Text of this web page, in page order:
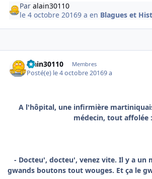
Paralain30110
le 4 octobre 20169 a en Blagues et
alain30110 Membres
Posté(e) le 4 octobre 20169 a
A l'hôpital, une infirmière
médecin, tout affolée :
- Docteu', docteu', venez vite. Il y a un
gwands boutons tout wouges. Et ça le